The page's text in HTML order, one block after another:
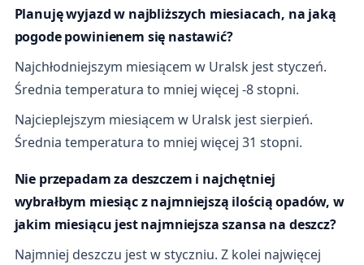
Planuję wyjazd w najbliższych miesiacach, na jaką
pogode powinienem się nastawić?
Najchłodniejszym miesiącem w Uralsk jest styczeń.
Średnia temperatura to mniej więcej -8 stopni.
Najcieplejszym miesiącem w Uralsk jest sierpień.
Średnia temperatura to mniej więcej 31 stopni.
Nie przepadam za deszczem i najchętniej
wybrałbym miesiąc z najmniejszą ilością opadów, w
jakim miesiącu jest najmniejsza szansa na deszcz?
Najmniej deszczu jest w styczniu. Z kolei najwięcej